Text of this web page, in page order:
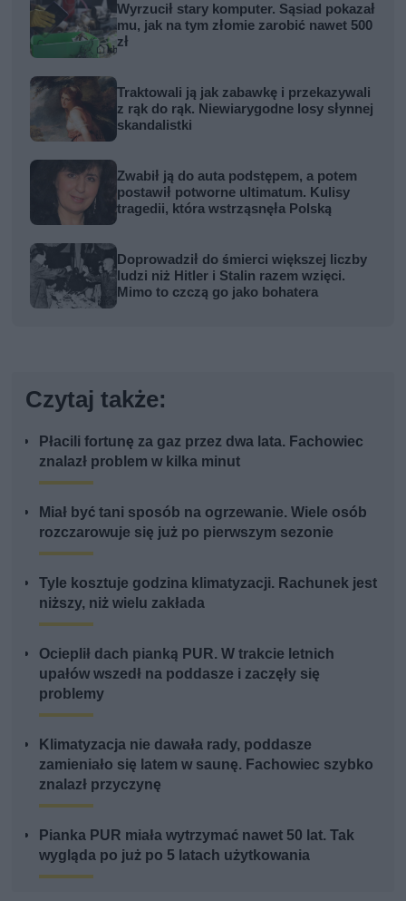
Wyrzucił stary komputer. Sąsiad pokazał
mu, jak na tym złomie zarobić nawet 500
zł
Traktowali ją jak zabawkę i przekazywali
z rąk do rąk. Niewiarygodne losy słynnej
skandalistki
Zwabił ją do auta podstępem, a potem
postawił potworne ultimatum. Kulisy
tragedii, która wstrząsnęła Polską
Doprowadził do śmierci większej liczby
ludzi niż Hitler i Stalin razem wzięci.
Mimo to czczą go jako bohatera
Czytaj także:
Płacili fortunę za gaz przez dwa lata. Fachowiec
znalazł problem w kilka minut
Miał być tani sposób na ogrzewanie. Wiele osób
rozczarowuje się już po pierwszym sezonie
Tyle kosztuje godzina klimatyzacji. Rachunek jest
niższy, niż wielu zakłada
Ocieplił dach pianką PUR. W trakcie letnich
upałów wszedł na poddasze i zaczęły się
problemy
Klimatyzacja nie dawała rady, poddasze
zamieniało się latem w saunę. Fachowiec szybko
znalazł przyczynę
Pianka PUR miała wytrzymać nawet 50 lat. Tak
wygląda po już po 5 latach użytkowania